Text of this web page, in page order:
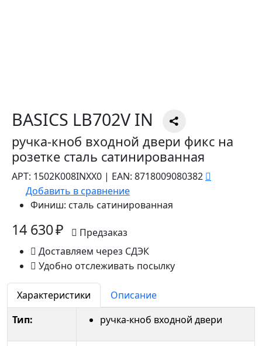
BASICS LB702V IN
ручка-кноб входной двери фикс на
розетке сталь сатинированная
АРТ: 1502K008INXX0 | EAN: 8718009080382
Добавить в сравнение
Финиш: сталь сатинированная
14 630 ₽
Предзаказ
Доставляем через СДЭК
Удобно отслеживать посылку
Характеристики
Описание
Тип:
ручка-кноб входной двери